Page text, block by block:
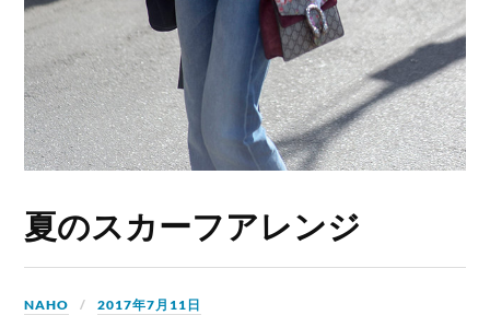
夏のスカーフアレンジ
NAHO 2017年7月11日